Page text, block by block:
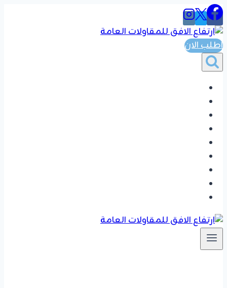
التجاوز
إلى
المحتوى
اطلب الان